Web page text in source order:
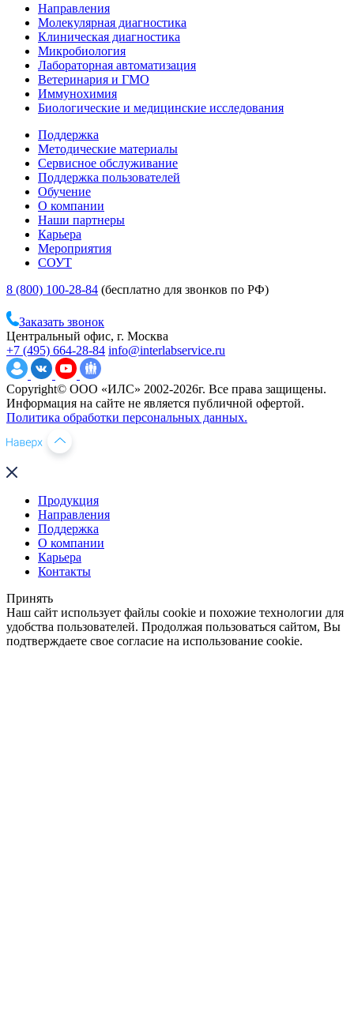
Направления
Молекулярная диагностика
Клиническая диагностика
Микробиология
Лабораторная автоматизация
Ветеринария и ГМО
Иммунохимия
Биологические и медицинские исследования
Поддержка
Методические материалы
Сервисное обслуживание
Поддержка пользователей
Обучение
О компании
Наши партнеры
Карьера
Мероприятия
СОУТ
8 (800) 100-28-84 (бесплатно для звонков по РФ)
Заказать звонок
Центральный офис, г. Москва
+7 (495) 664-28-84 info@interlabservice.ru
Copyright© ООО «ИЛС» 2002-2026г. Все права защищены.
Информация на сайте не является публичной офертой.
Политика обработки персональных данных.
Продукция
Направления
Поддержка
О компании
Карьера
Контакты
Принять
Наш сайт использует файлы cookie и похожие технологии для
удобства пользователей. Продолжая пользоваться сайтом, Вы
подтверждаете свое согласие на использование cookie.